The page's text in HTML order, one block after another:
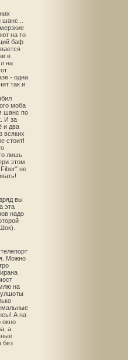
на то
баф
в
на
- одна
так и
моба
шанс по
И за
и два
всяких
стоит!
лишь
этом
не
вы
эта
надо
Можно
на
А на
окно
а
без